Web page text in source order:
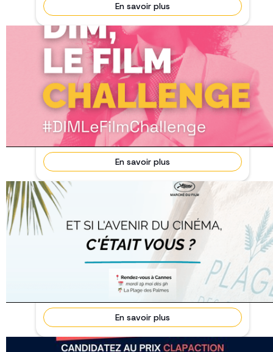
En savoir plus
#DimLeFilmChallenge
31/01/2026
Terminé
🎬✨ #DIMLeFilmChallenge – VOTRE STYLE, NOTRE
INSPIRATION ! 🔥 𝗘𝘁 𝘀𝗶 𝘃𝗼𝘁𝗿𝗲 𝘁𝗲𝗻𝘂𝗲 𝗽𝗼𝘂...
En savoir plus
Festival de Cannes 2026
19/05/2026
Et si l'avenir du cinéma, c'était vous ? 🎬 Le 19 mai,
à la Plage des Palmes, en plein Festival de C...
En savoir plus